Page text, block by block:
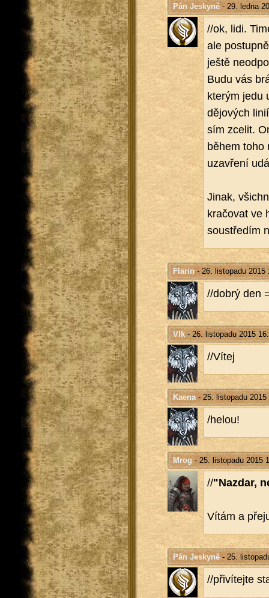
Pán Jeskyně- 29. ledna
//ok, lidi.
ale
ještě
Budu vás
kte­rým jedu
dě­jo­vých
sím zce­lit.
během toho
uza­vře­ní
Jinak,
kra­čo­vat ve
sou­stře­dím
Flarin- 26. listopadu 2015
//dobrý den
Vlk- 26. listopadu 2015
//Vítej
Kaena- 25. listopadu 2015
/helou!
Mrog - 25. listopadu 2015
//"Na­zdar,
Vítám a
Pán Jeskyně- 25.
//při­ví­tej­te